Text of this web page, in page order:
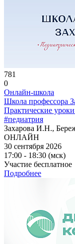
781
0
Онлайн-школа
Школа профессора
Практические
#педиатрия
Захарова И.Н.,
ОНЛАЙН
30 сентября 2026
17:00 - 18:30 (мск)
Участие бесплатное
Подробнее